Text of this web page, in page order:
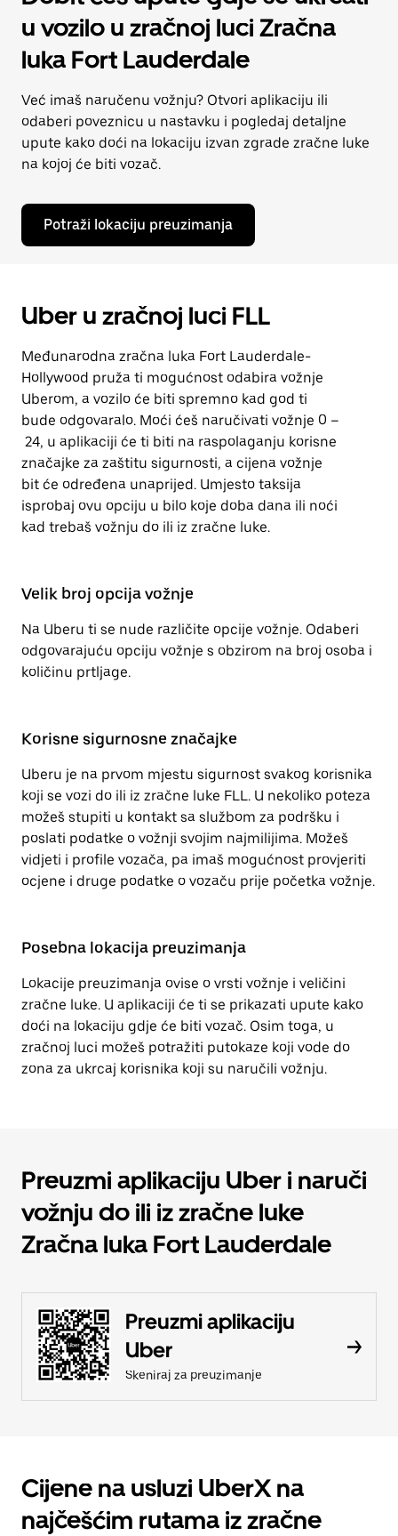
u vozilo u zračnoj luci Zračna
luka Fort Lauderdale
Već imaš naručenu vožnju? Otvori aplikaciju ili
odaberi poveznicu u nastavku i pogledaj detaljne
upute kako doći na lokaciju izvan zgrade zračne luke
na kojoj će biti vozač.
Potraži lokaciju preuzimanja
Uber u zračnoj luci FLL
Međunarodna zračna luka Fort Lauderdale-
Hollywood pruža ti mogućnost odabira vožnje
Uberom, a vozilo će biti spremno kad god ti
bude odgovaralo. Moći ćeš naručivati vožnje 0 –
24, u aplikaciji će ti biti na raspolaganju korisne
značajke za zaštitu sigurnosti, a cijena vožnje
bit će određena unaprijed. Umjesto taksija
isprobaj ovu opciju u bilo koje doba dana ili noći
kad trebaš vožnju do ili iz zračne luke.
Velik broj opcija vožnje
Na Uberu ti se nude različite opcije vožnje. Odaberi
odgovarajuću opciju vožnje s obzirom na broj osoba i
količinu prtljage.
Korisne sigurnosne značajke
Uberu je na prvom mjestu sigurnost svakog korisnika
koji se vozi do ili iz zračne luke FLL. U nekoliko poteza
možeš stupiti u kontakt sa službom za podršku i
poslati podatke o vožnji svojim najmilijima. Možeš
vidjeti i profile vozača, pa imaš mogućnost provjeriti
ocjene i druge podatke o vozaču prije početka vožnje.
Posebna lokacija preuzimanja
Lokacije preuzimanja ovise o vrsti vožnje i veličini
zračne luke. U aplikaciji će ti se prikazati upute kako
doći na lokaciju gdje će biti vozač. Osim toga, u
zračnoj luci možeš potražiti putokaze koji vode do
zona za ukrcaj korisnika koji su naručili vožnju.
Preuzmi aplikaciju Uber i naruči
vožnju do ili iz zračne luke
Zračna luka Fort Lauderdale
Preuzmi aplikaciju
Uber
Skeniraj za preuzimanje
Cijene na usluzi UberX na
najčešćim rutama iz zračne